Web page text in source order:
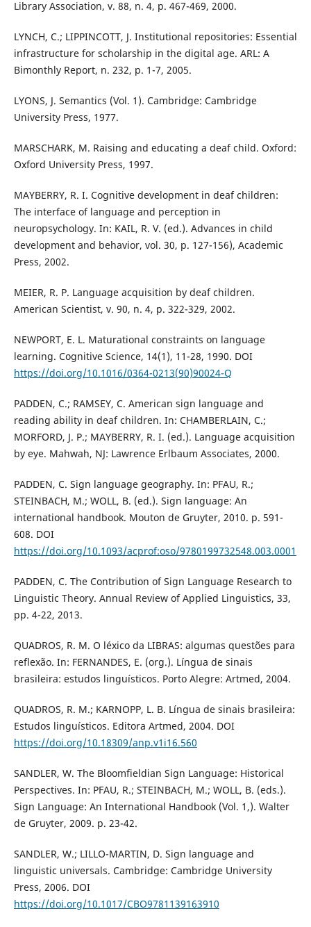
Library Association, v. 88, n. 4, p. 467-469, 2000.
LYNCH, C.; LIPPINCOTT, J. Institutional repositories: Essential
infrastructure for scholarship in the digital age. ARL: A
Bimonthly Report, n. 232, p. 1-7, 2005.
LYONS, J. Semantics (Vol. 1). Cambridge: Cambridge
University Press, 1977.
MARSCHARK, M. Raising and educating a deaf child. Oxford:
Oxford University Press, 1997.
MAYBERRY, R. I. Cognitive development in deaf children:
The interface of language and perception in
neuropsychology. In: KAIL, R. V. (ed.). Advances in child
development and behavior, vol. 30, p. 127-156), Academic
Press, 2002.
MEIER, R. P. Language acquisition by deaf children.
American Scientist, v. 90, n. 4, p. 322-329, 2002.
NEWPORT, E. L. Maturational constraints on language
learning. Cognitive Science, 14(1), 11-28, 1990. DOI
https://doi.org/10.1016/0364-0213(90)90024-Q
PADDEN, C.; RAMSEY, C. American sign language and
reading ability in deaf children. In: CHAMBERLAIN, C.;
MORFORD, J. P.; MAYBERRY, R. I. (ed.). Language acquisition
by eye. Mahwah, NJ: Lawrence Erlbaum Associates, 2000.
PADDEN, C. Sign language geography. In: PFAU, R.;
STEINBACH, M.; WOLL, B. (ed.). Sign language: An
international handbook. Mouton de Gruyter, 2010. p. 591-
608. DOI
https://doi.org/10.1093/acprof:oso/9780199732548.003.0001
PADDEN, C. The Contribution of Sign Language Research to
Linguistic Theory. Annual Review of Applied Linguistics, 33,
pp. 4-22, 2013.
QUADROS, R. M. O léxico da LIBRAS: algumas questões para
reflexão. In: FERNANDES, E. (org.). Língua de sinais
brasileira: estudos linguísticos. Porto Alegre: Artmed, 2004.
QUADROS, R. M.; KARNOPP, L. B. Língua de sinais brasileira:
Estudos linguísticos. Editora Artmed, 2004. DOI
https://doi.org/10.18309/anp.v1i16.560
SANDLER, W. The Bloomfieldian Sign Language: Historical
Perspectives. In: PFAU, R.; STEINBACH, M.; WOLL, B. (eds.).
Sign Language: An International Handbook (Vol. 1,). Walter
de Gruyter, 2009. p. 23-42.
SANDLER, W.; LILLO-MARTIN, D. Sign language and
linguistic universals. Cambridge: Cambridge University
Press, 2006. DOI
https://doi.org/10.1017/CBO9781139163910